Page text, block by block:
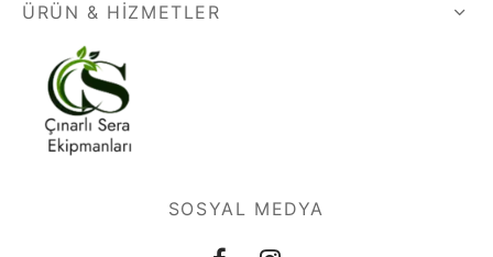
ÜRÜN & HIZMETLER
SOSYAL MEDYA